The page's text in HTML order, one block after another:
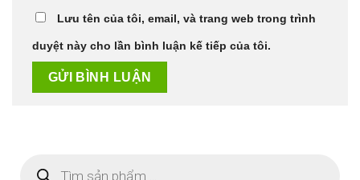
Lưu tên của tôi, email, và trang web trong trình
duyệt này cho lần bình luận kế tiếp của tôi.
kiếm